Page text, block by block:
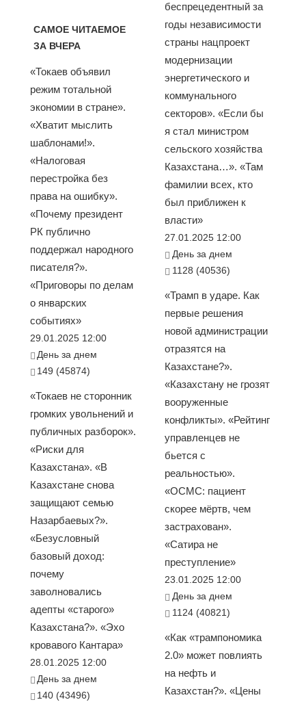
САМОЕ ЧИТАЕМОЕ
ЗА ВЧЕРА
«Токаев объявил
режим тотальной
экономии в стране».
«Хватит мыслить
шаблонами!».
«Налоговая
перестройка без
права на ошибку».
«Почему президент
РК публично
поддержал народного
писателя?».
«Приговоры по делам
о январских
событиях»
29.01.2025 12:00
День за днем
149 (45874)
«Токаев не сторонник
громких увольнений и
публичных разборок».
«Риски для
Казахстана». «В
Казахстане снова
защищают семью
Назарбаевых?».
«Безусловный
базовый доход:
почему
заволновались
адепты «старого»
Казахстана?». «Эхо
кровавого Кантара»
28.01.2025 12:00
День за днем
140 (43496)
беспрецедентный за
годы независимости
страны нацпроект
модернизации
энергетического и
коммунального
секторов». «Если бы
я стал министром
сельского хозяйства
Казахстана…». «Там
фамилии всех, кто
был приближен к
власти»
27.01.2025 12:00
День за днем
1128 (40536)
«Трамп в ударе. Как
первые решения
новой администрации
отразятся на
Казахстане?».
«Казахстану не грозят
вооруженные
конфликты». «Рейтинг
управленцев не
бьется с
реальностью».
«ОСМС: пациент
скорее мёртв, чем
застрахован».
«Сатира не
преступление»
23.01.2025 12:00
День за днем
1124 (40821)
«Как «трампономика
2.0» может повлиять
на нефть и
Казахстан?». «Цены